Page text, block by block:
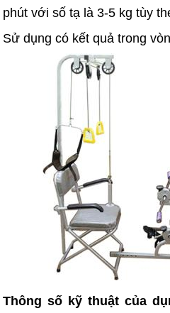
phút với số tạ là 3-5 kg tùy
Sử dụng có kết quả trong
Thông số kỹ thuật của